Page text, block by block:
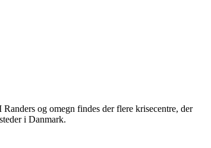
og omegn findes der flere krisecentre, der
i Danmark.